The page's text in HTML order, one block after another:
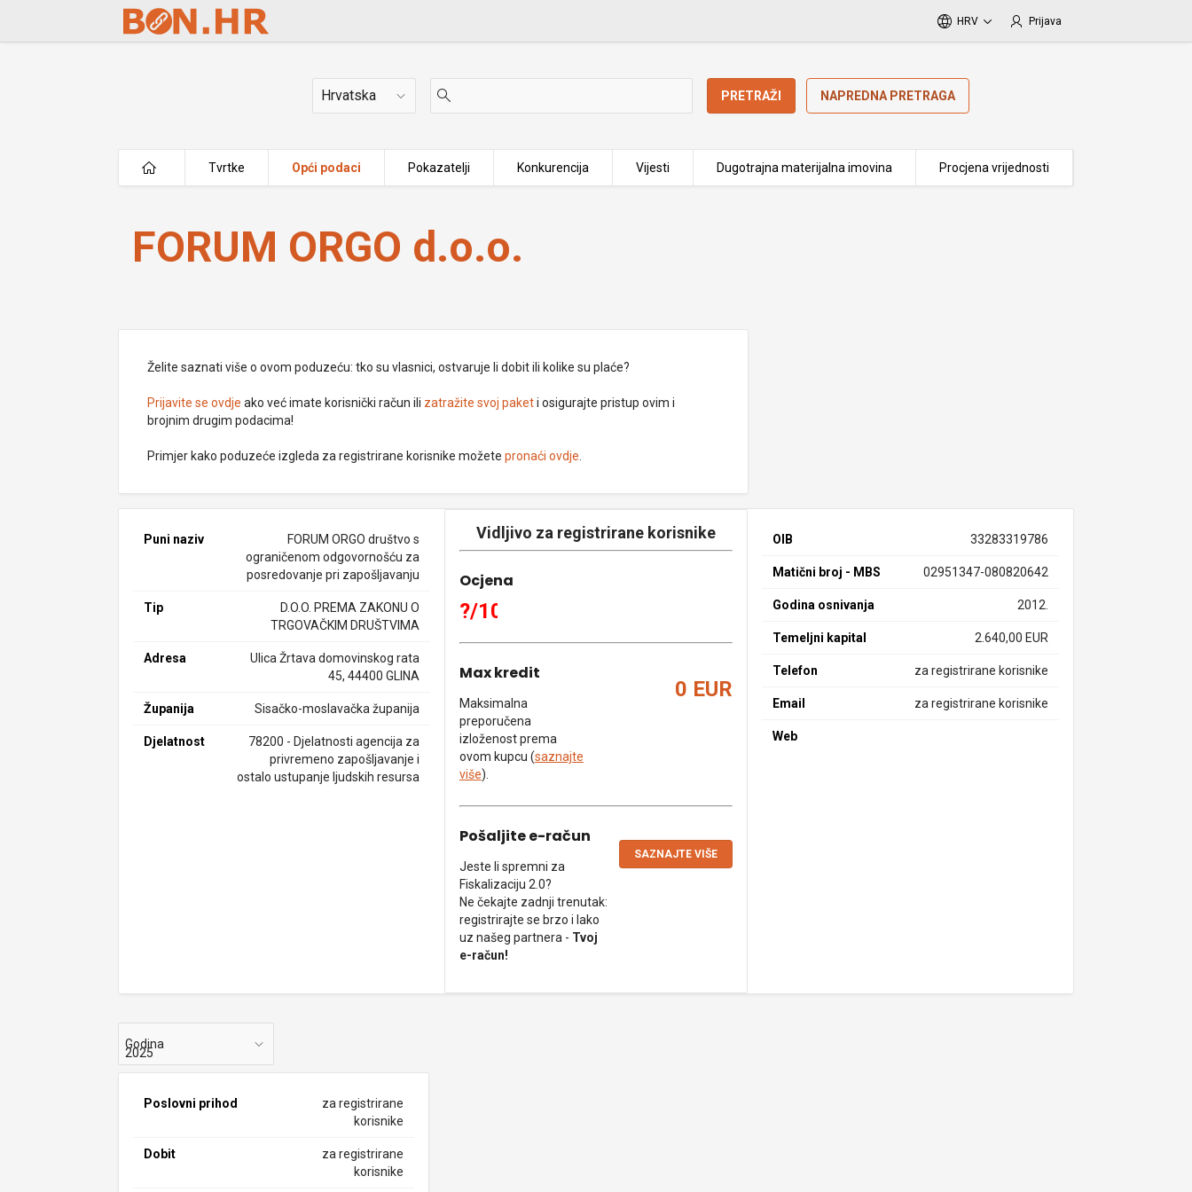
Skip to Main Content
HRV Prijava
Država PRETRAŽI NAPREDNA PRETRAGA
Tvrtke Opći podaci Pokazatelji Konkurencija Vijesti Dugotrajna materijalna imovina Procjena vrijednosti
FORUM ORGO d.o.o.
FORUM ORGO d.o.o.
Želite saznati više o ovom poduzeću: tko su vlasnici, ostvaruje li dobit ili kolike su plaće?
Prijavite se ovdje ako već imate korisnički račun ili zatražite svoj paketi osigurajte pristup ovim i
brojnim drugim podacima!
Primjer kako poduzeće izgleda za registrirane korisnike možetepronaći ovdje
Puni naziv
FORUM ORGO društvo s
ograničenom odgovornošću za
posredovanje pri zapošljavanju
Tip
D.O.O. PREMA ZAKONU O
TRGOVAČKIM DRUŠTVIMA
Adresa
Ulica Žrtava domovinskog rata
45, 44400 GLINA
Županija Sisačko-moslavačka županija
Djelatnost
78200 - Djelatnosti agencija za
privremeno zapošljavanje i
ostalo ustupanje ljudskih resursa
Vidljivo za registrirane korisnike
Ocjena
?/10
Max kredit
Maksimalna
preporučena
izloženost prema
ovom kupcu (saznajte
više).
0 EUR
Pošaljite e-račun
Jeste li spremni za
Fiskalizaciju 2.0?
Ne čekajte zadnji trenutak:
registrirajte se brzo i lako
uz našeg partnera - Tvoj
e-račun!
SAZNAJTE VIŠE
OIB 33283319786
Matični broj - MBS 02951347-080820642
Godina osnivanja 2012.
Temeljni kapital 2.640,00 EUR
Telefon za registrirane korisnike
Email za registrirane korisnike
Web
Godina
Poslovni prihod
za registrirane
korisnike
Dobit
za registrirane
korisnike